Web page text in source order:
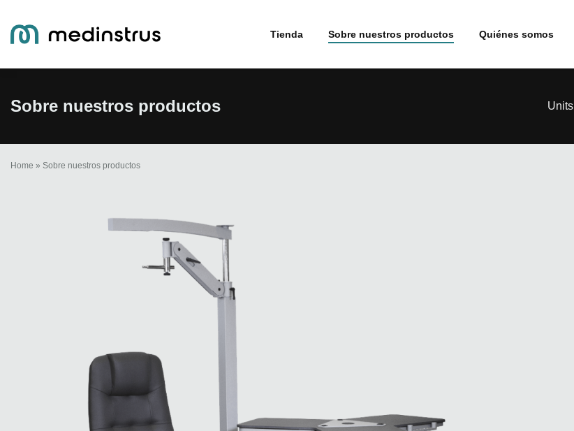
Tienda Sobre nuestros productos Quiénes somos
Sobre nuestros productos Units
Home » Sobre nuestros productos